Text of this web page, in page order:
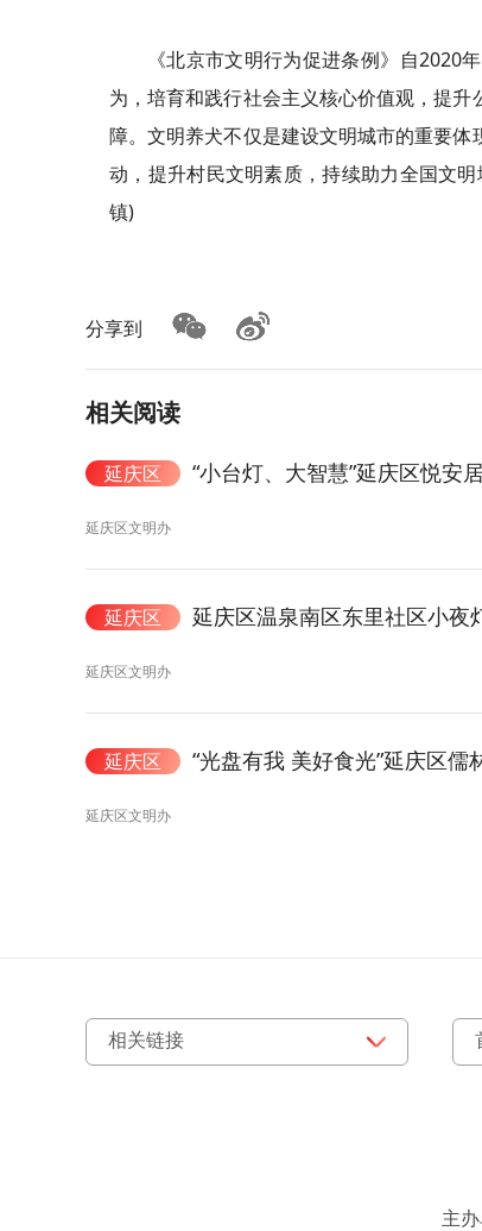
《北京市文明行为促进条例》自2020
为，培育和践行社会主义核心价值观，提
障。文明养犬不仅是建设文明城市的重要
动，提升村民文明素质，持续助力全国文
镇)
分享到
相关阅读
延庆区 “小台灯、大智慧”延庆区悦安
延庆区文明办
延庆区 延庆区温泉南区东里社区小夜
延庆区文明办
延庆区 “光盘有我 美好食光”延庆区
延庆区文明办
主